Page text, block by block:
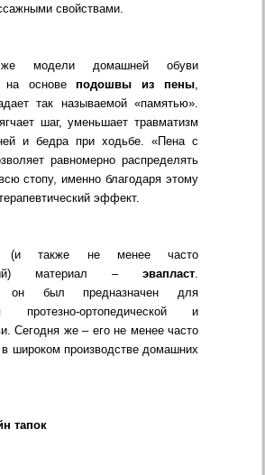
свойствами.
модели домашней обуви
на основеподошвы из пены,
так называемой «памятью».
шаг, уменьшает травматизм
и бедра при ходьбе. «Пена с
равномерно распределять
стопу, именно благодаря этому
эффект.
(и также не менее часто
материал – эвапласт.
он был предназначен для
протезно-ортопедической и
Сегодня же – его не менее часто
широком производстве домашних
тапок